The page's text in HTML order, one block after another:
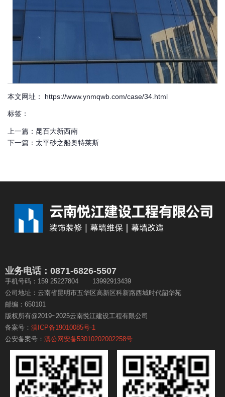
本文网址： https://www.ynmqwb.com/case/34.html
标签：
上一篇： 昆百大新西南
下一篇： 太平砂之船奥特莱斯
业务电话：0871-6826-5507
手机号码：159 25227804 13992913439
公司地址：云南省昆明市五华区高新区科新路西城时代韶华苑
邮编：650101
版权所有@2019~2025云南悦江建设工程有限公司
备案号： 滇ICP备19010085号-1
公安备案号： 滇公网安备53010202002258号